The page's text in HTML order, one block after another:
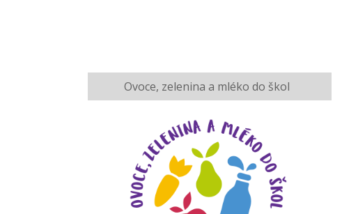
Ovoce, zelenina a mléko do škol